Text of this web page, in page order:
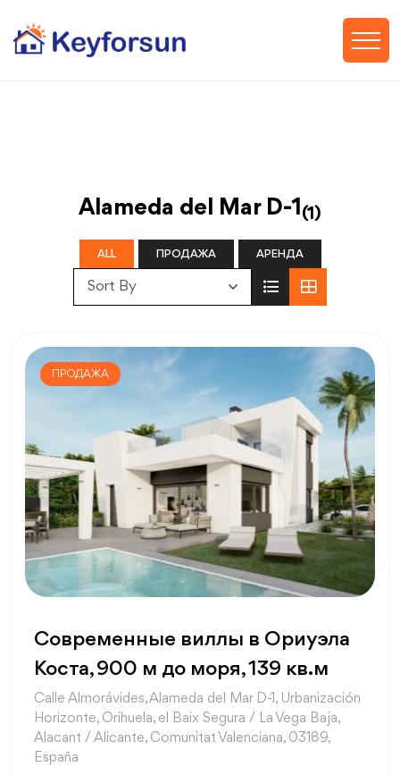
Alameda del Mar D-1(1)
ALL ПРОДАЖА АРЕНДА
Sort By
ПРОДАЖА
Современные виллы в Ориуэла
Коста, 900 м до моря, 139 кв.м
Calle Almorávides, Alameda del Mar D-1, Urbanización
Horizonte, Orihuela, el Baix Segura / La Vega Baja,
Alacant / Alicante, Comunitat Valenciana, 03189,
España